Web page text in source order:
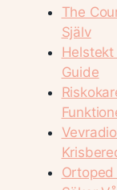
The
Själv
Helstekt
Guide